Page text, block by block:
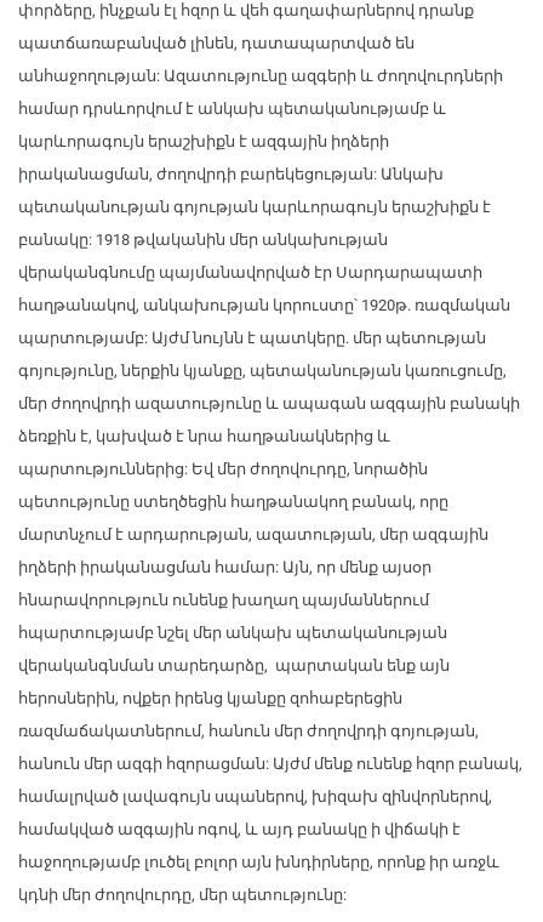
փորձերը, ինչքան էլ հզոր և վեհ գաղափարներով դրանք
պատճառաբանված լինեն, դատապարտված են
անհաջողության: Ազատությունը ազգերի և ժողովուրդների
համար դրսևորվում է անկախ պետականությամբ և
կարևորագույն երաշխիքն է ազգային իղձերի
իրականացման, ժողովրդի բարեկեցության: Անկախ
պետականության գոյության կարևորագույն երաշխիքն է
բանակը: 1918 թվականին մեր անկախության
վերականգնումը պայմանավորված էր Սարդարապատի
հաղթանակով, անկախության կորուստը՝ 1920թ. ռազմական
պարտությամբ: Այժմ նույնն է պատկերը. մեր պետության
գոյությունը, ներքին կյանքը, պետականության կառուցումը,
մեր ժողովրդի ազատությունը և ապագան ազգային բանակի
ձեռքին է, կախված է նրա հաղթանակներից և
պարտություններից: Եվ մեր ժողովուրդը, նորածին
պետությունը ստեղծեցին հաղթանակող բանակ, որը
մարտնչում է արդարության, ազատության, մեր ազգային
իղձերի իրականացման համար: Այն, որ մենք այսօր
հնարավորություն ունենք խաղաղ պայմաններում
հպարտությամբ նշել մեր անկախ պետականության
վերականգնման տարեդարձը, պարտական ենք այն
հերոսներին, ովքեր իրենց կյանքը զոհաբերեցին
ռազմաճակատներում, հանուն մեր ժողովրդի գոյության,
հանուն մեր ազգի հզորացման: Այժմ մենք ունենք հզոր բանակ,
համալրված լավագույն սպաներով, խիզախ զինվորներով,
համակված ազգային ոգով, և այդ բանակը ի վիճակի է
հաջողությամբ լուծել բոլոր այն խնդիրները, որոնք իր առջև
կդնի մեր ժողովուրդը, մեր պետությունը: